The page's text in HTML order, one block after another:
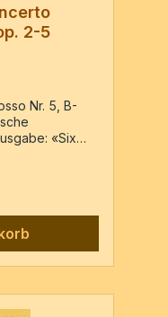
2-5
Nr. 5, B-
«Six
: Joseph
& 7
Dubletten